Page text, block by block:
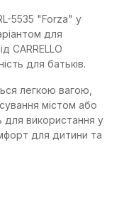
5535 "Forza" у
для
CARRELLO
для батьків.
легкою вагою,
містом або
для використання у
для дитини та